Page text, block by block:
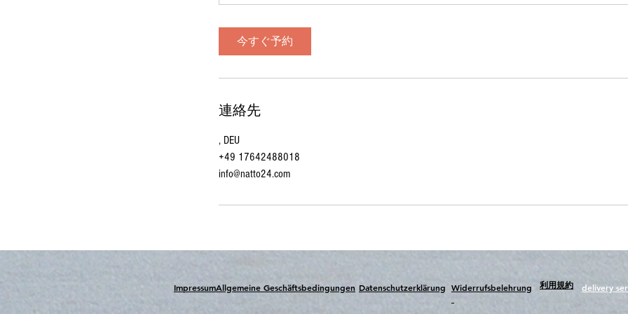
今すぐ予約
連絡先
, DEU
+49 17642488018
info@natto24.com
ImpressumAllgemeine Geschäftsbedingungen Datenschutzerklärung Widerrufsbelehrung ​利用規約 delivery